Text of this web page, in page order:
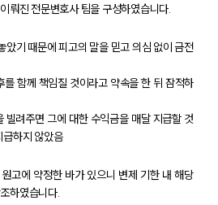
뤄진 전문변호사 팀을 구성하였습니다.
기 때문에 피고의 말을 믿고 의심 없이 금전
함께 책임질 것이라고 약속을 한 뒤 잠적하
려주면 그에 대한 수익금을 매달 지급할 것
하지 않았음
고에 약정한 바가 있으니 변제 기한 내 해당
하였습니다.